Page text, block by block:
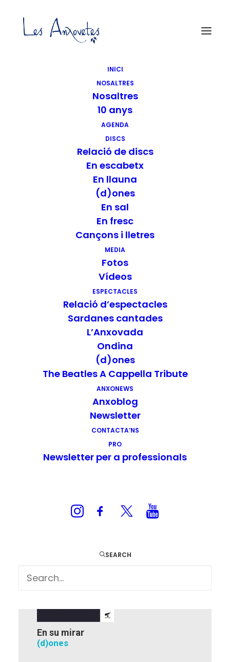
INICI
NOSALTRES
Nosaltres
10 anys
AGENDA
DISCS
Relació de discs
En escabetx
En llauna
(d)ones
En sal
En fresc
Cançons i lletres
MEDIA
Fotos
Vídeos
ESPECTACLES
Relació d’espectacles
Sardanes cantades
L’Anxovada
Ondina
(d)ones
The Beatles A Cappella Tribute
ANXONEWS
Anxoblog
Newsletter
CONTACTA’NS
PRO
Newsletter per a professionals
SEARCH
Concert a Òrrius
El Pla del Penedès
28/07/2024
ORGANITZADOR
Ajuntament d’Òrrius
Plaça de l’Església
Barcelona 08317 + Mapa de
TORNAR A L'AGENDA
L'havanera del dia
En su mirar
(d)ones